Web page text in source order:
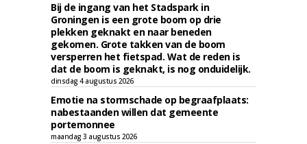
Bij de ingang van het Stadspark in
Groningen is een grote boom op drie
plekken geknakt en naar beneden
gekomen. Grote takken van de boom
versperren het fietspad. Wat de reden is
dat de boom is geknakt, is nog onduidelijk.
dinsdag 4 augustus 2026
Emotie na stormschade op begraafplaats:
nabestaanden willen dat gemeente
portemonnee
maandag 3 augustus 2026